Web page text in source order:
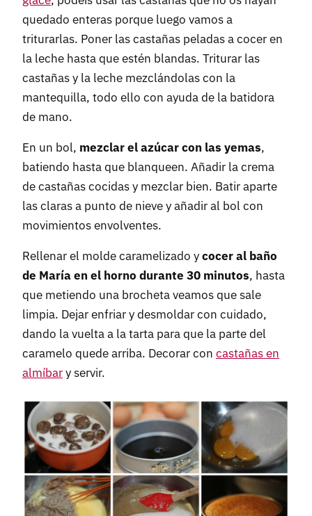
quedado enteras porque luego vamos a
triturarlas. Poner las castañas peladas a cocer en
la leche hasta que estén blandas. Triturar las
castañas y la leche mezclándolas con la
mantequilla, todo ello con ayuda de la batidora
de mano.
En un bol, mezclar el azúcar con las yemas,
batiendo hasta que blanqueen. Añadir la crema
de castañas cocidas y mezclar bien. Batir aparte
las claras a punto de nieve y añadir al bol con
movimientos envolventes.
Rellenar el molde caramelizado ycocer al baño
de María en el horno durante 30 minutos, hasta
que metiendo una brocheta veamos que sale
limpia. Dejar enfriar y desmoldar con cuidado,
dando la vuelta a la tarta para que la parte del
caramelo quede arriba. Decorar con castañas en
almíbary servir.